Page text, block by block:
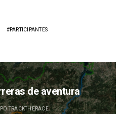
PARTICIPANTES
de aventura
TRACKTHERACE